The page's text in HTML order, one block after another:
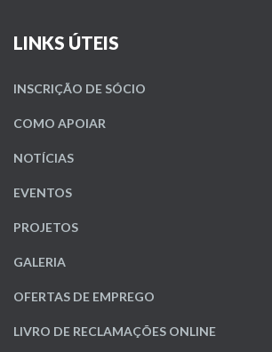
LINKS ÚTEIS
INSCRIÇÃO DE SÓCIO
COMO APOIAR
NOTÍCIAS
EVENTOS
PROJETOS
GALERIA
OFERTAS DE EMPREGO
LIVRO DE RECLAMAÇÕES ONLINE